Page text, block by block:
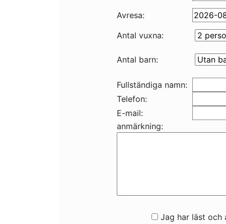
Avresa:
Antal vuxna:
Antal barn:
Fullständiga namn:
Telefon:
E-mail:
anmärkning:
Jag har läst och